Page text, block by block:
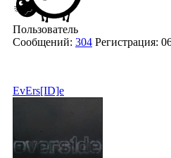
Пользователь
Сообщений: 304 Регистрация:
EvErs[ID]e